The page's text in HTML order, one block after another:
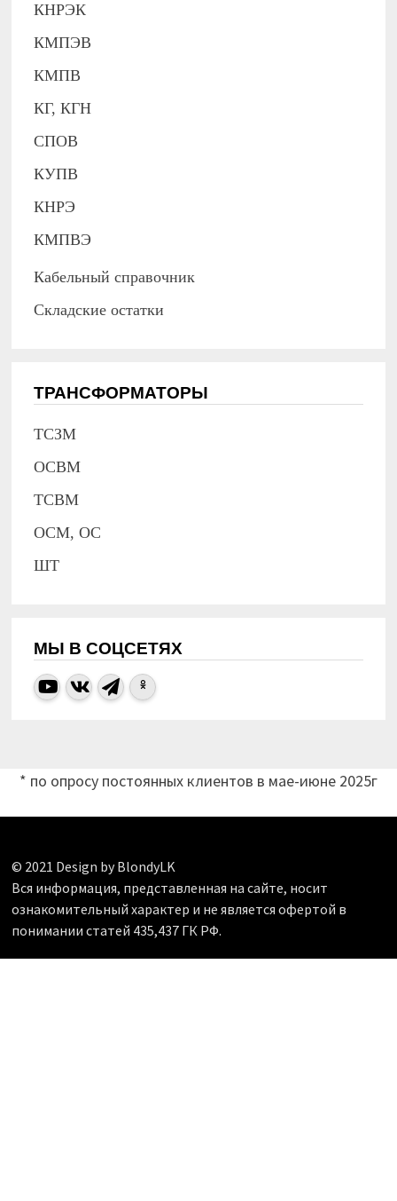
КНРЭК
КМПЭВ
КМПВ
КГ, КГН
СПОВ
КУПВ
КНРЭ
КМПВЭ
Кабельный справочник
Складские остатки
ТРАНСФОРМАТОРЫ
ТСЗМ
ОСВМ
ТСВМ
ОСМ, ОС
ШТ
МЫ В СОЦСЕТЯХ
* по опросу постоянных клиентов в мае-июне 2025г
© 2021 Design by BlondyLK
Вся информация, представленная на сайте, носит
ознакомительный характер и не является офертой в
понимании статей 435,437 ГК РФ.